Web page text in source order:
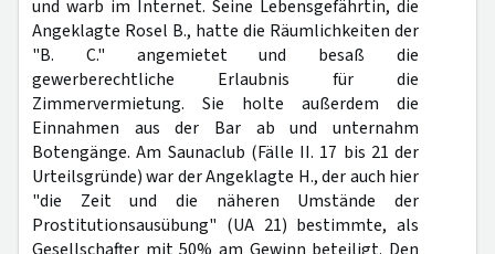
und warb im Internet. Seine Lebensgefährtin, die
Angeklagte Rosel B., hatte die Räumlichkeiten der
"B. C." angemietet und besaß die
gewerberechtliche Erlaubnis für die
Zimmervermietung. Sie holte außerdem die
Einnahmen aus der Bar ab und unternahm
Botengänge. Am Saunaclub (Fälle II. 17 bis 21 der
Urteilsgründe) war der Angeklagte H., der auch hier
"die Zeit und die näheren Umstände der
Prostitutionsausübung" (UA 21) bestimmte, als